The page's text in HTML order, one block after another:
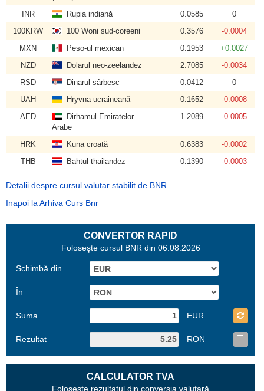
INR Rupia indiană 0.0585
0
100KRW
100 Woni sud-coreeni 0.3576
-0.0004
MXN
Peso-ul mexican 0.1953
+0.0027
NZD
Dolarul neo-zeelandez 2.7085
-0.0034
RSD
Dinarul sârbesc 0.0412
0
UAH
Hryvna ucraineană 0.1652
-0.0008
AED
Dirhamul Emiratelor
Arabe
1.2089 -0.0005
HRK Kuna croată 0.6383
-0.0002
THB
Bahtul thailandez 0.1390 -0.0003
Detalii despre cursul valutar stabilit de BNR
Inapoi la Arhiva Curs Bnr
CONVERTOR RAPID
Foloseşte cursul BNR din 06.08.2026
Schimbă din
În
Suma EUR
Rezultat RON
CALCULATOR TVA
Foloseşte rezultatul din conversia valutară